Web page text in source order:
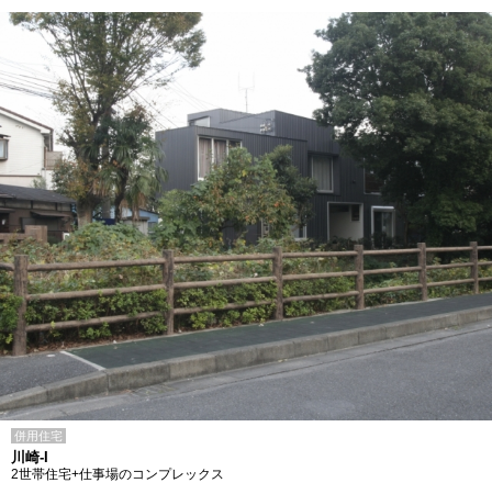
併用住宅
川崎-I
2世帯住宅+仕事場のコンプレックス